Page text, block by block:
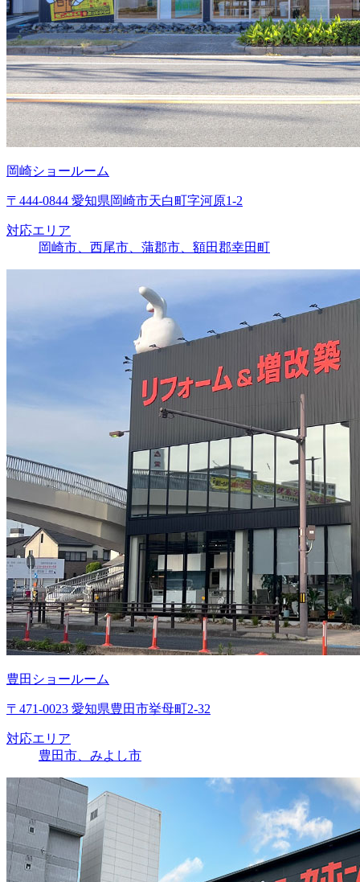
岡崎ショールーム
〒444-0844 愛知県岡崎市天白町字河原1-2
対応エリア
岡崎市、西尾市、蒲郡市、額田郡幸田町
豊田ショールーム
〒471-0023 愛知県豊田市挙母町2-32
対応エリア
豊田市、みよし市